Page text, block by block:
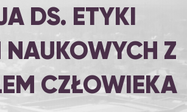
DS. ETYKI
NAUKOWYCH Z
CZŁOWIEKA